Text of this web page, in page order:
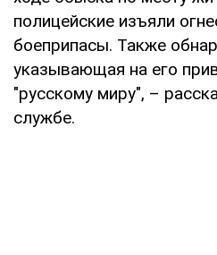
полицейские изъяли
боеприпасы. Также
указывающая на его
"русскому миру", –
службе.